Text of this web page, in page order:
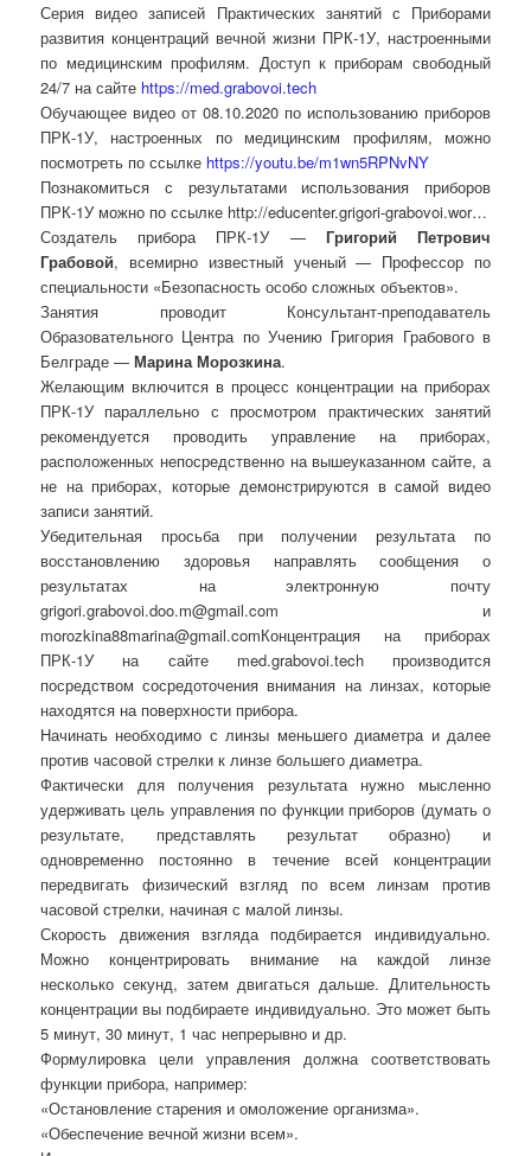
Серия видео записей Практических занятий с Приборами
развития концентраций вечной жизни ПРК-1У, настроенными
по медицинским профилям. Доступ к приборам свободный
24/7 на сайте https://med.grabovoi.tech
Обучающее видео от 08.10.2020 по использованию приборов
ПРК-1У, настроенных по медицинским профилям, можно
посмотреть по ссылке https://youtu.be/m1wn5RPNvNY
Познакомиться с результатами использования приборов
ПРК-1У можно по ссылке http://educenter.grigori-grabovoi.wor…
Создатель прибора ПРК-1У — Григорий Петрович
Грабовой, всемирно известный ученый — Профессор по
специальности «Безопасность особо сложных объектов».
Занятия проводит Консультант-преподаватель
Образовательного Центра по Учению Григория Грабового в
Белграде —Марина Морозкина.
Желающим включится в процесс концентрации на приборах
ПРК-1У параллельно с просмотром практических занятий
рекомендуется проводить управление на приборах,
расположенных непосредственно на вышеуказанном сайте, а
не на приборах, которые демонстрируются в самой видео
записи занятий.
Убедительная просьба при получении результата по
восстановлению здоровья направлять сообщения о
результатах на электронную почту
grigori.grabovoi.doo.m@gmail.com и
morozkina88marina@gmail.comКонцентрация на приборах
ПРК-1У на сайте med.grabovoi.tech производится
посредством сосредоточения внимания на линзах, которые
находятся на поверхности прибора.
Начинать необходимо с линзы меньшего диаметра и далее
против часовой стрелки к линзе большего диаметра.
Фактически для получения результата нужно мысленно
удерживать цель управления по функции приборов (думать о
результате, представлять результат образно) и
одновременно постоянно в течение всей концентрации
передвигать физический взгляд по всем линзам против
часовой стрелки, начиная с малой линзы.
Скорость движения взгляда подбирается индивидуально.
Можно концентрировать внимание на каждой линзе
несколько секунд, затем двигаться дальше. Длительность
концентрации вы подбираете индивидуально. Это может быть
5 минут, 30 минут, 1 час непрерывно и др.
Формулировка цели управления должна соответствовать
функции прибора, например:
«Остановление старения и омоложение организма».
«Обеспечение вечной жизни всем».